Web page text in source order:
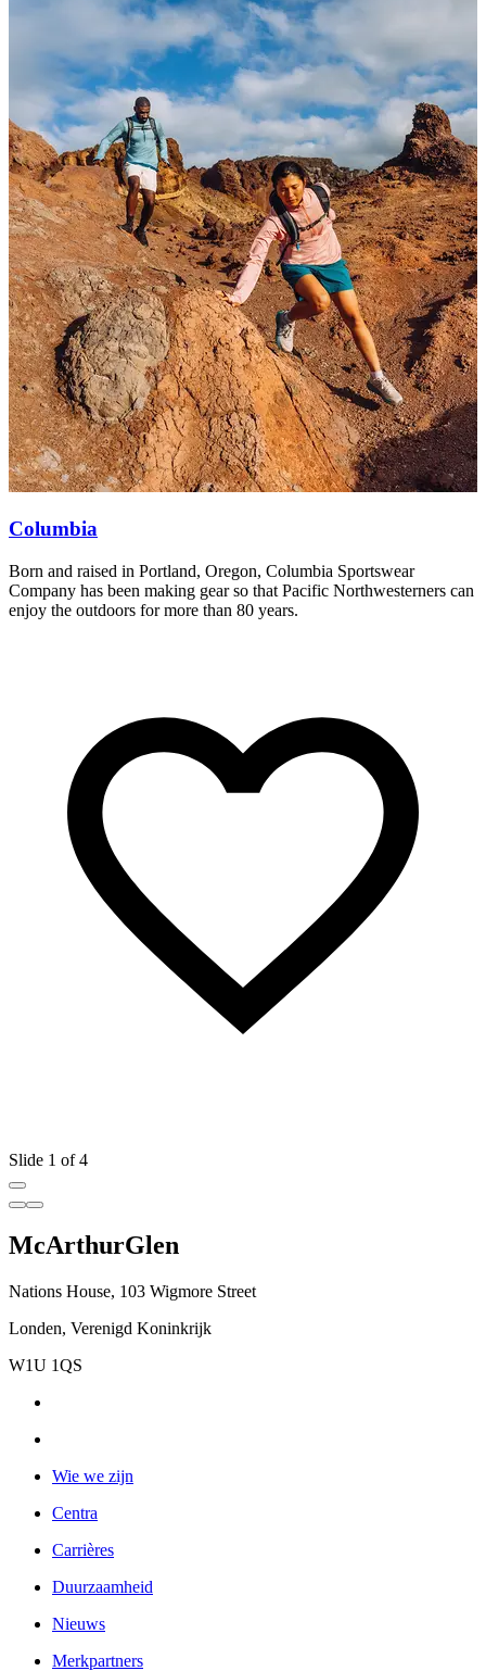
Columbia
Born and raised in Portland, Oregon, Columbia Sportswear
Company has been making gear so that Pacific Northwesterners can
enjoy the outdoors for more than 80 years.
Slide 1 of 4
McArthurGlen
Nations House, 103 Wigmore Street
Londen, Verenigd Koninkrijk
W1U 1QS
Wie we zijn
Centra
Carrières
Duurzaamheid
Nieuws
Merkpartners